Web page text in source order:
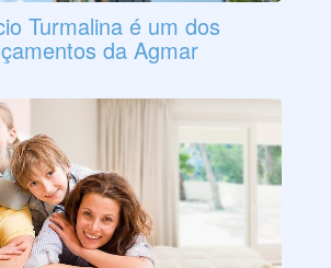
Turmalina é um dos
da Agmar